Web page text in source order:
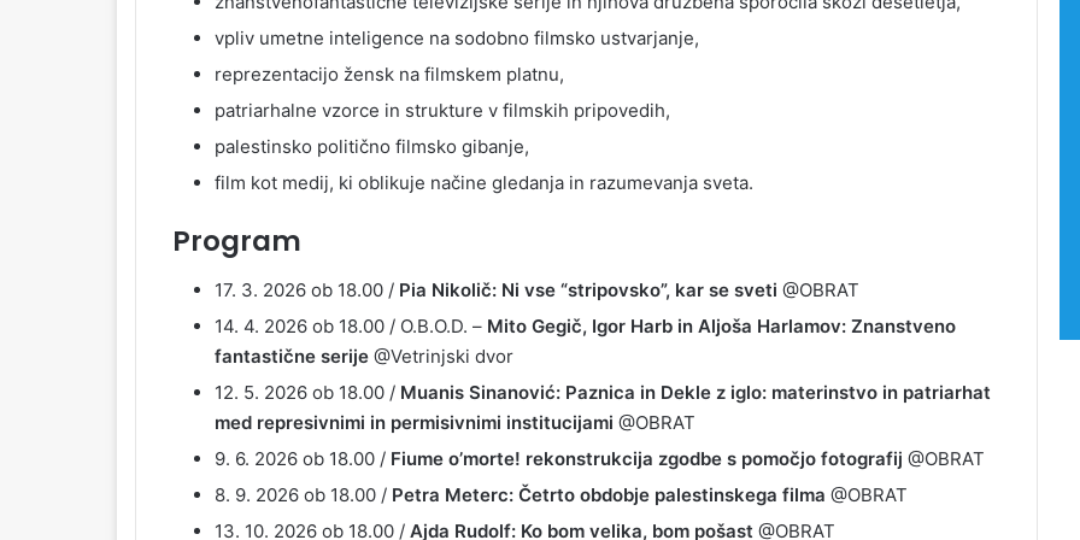
vpliv umetne inteligence na sodobno filmsko ustvarjanje,
reprezentacijo žensk na filmskem platnu,
patriarhalne vzorce in strukture v filmskih pripovedih,
palestinsko politično filmsko gibanje,
film kot medij, ki oblikuje načine gledanja in razumevanja sveta.
Program
17. 3. 2026 ob 18.00 / Pia Nikolič: Ni vse “stripovsko”, kar se sveti @OBRAT
14. 4. 2026 ob 18.00 / O.B.O.D. – Mito Gegič, Igor Harb in Aljoša Harlamov: Znanstveno
fantastične serije @Vetrinjski dvor
12. 5. 2026 ob 18.00 / Muanis Sinanović: Paznica in Dekle z iglo: materinstvo in patriarhat
med represivnimi in permisivnimi institucijami @OBRAT
9. 6. 2026 ob 18.00 / Fiume o’morte! rekonstrukcija zgodbe s pomočjo fotografij @OBRAT
8. 9. 2026 ob 18.00 / Petra Meterc: Četrto obdobje palestinskega filma @OBRAT
13. 10. 2026 ob 18.00 / Ajda Rudolf: Ko bom velika, bom pošast @OBRAT